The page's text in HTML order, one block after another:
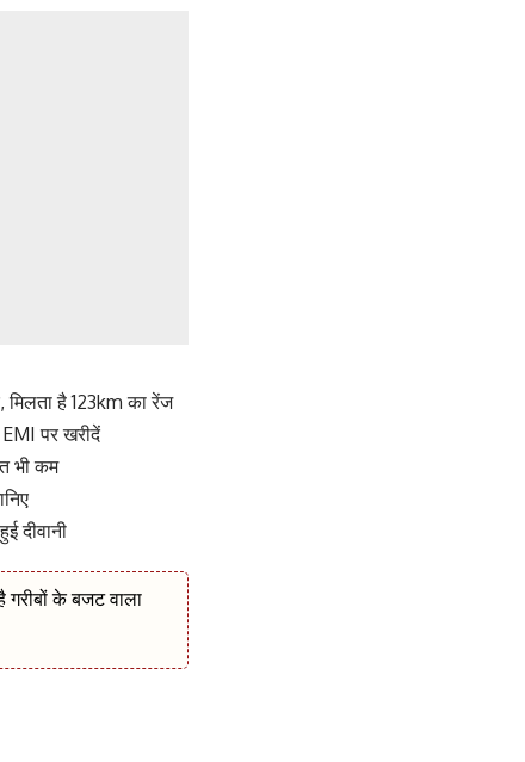
है 123km का रेंज
पर खरीदें
भी कम
दीवानी
गरीबों के बजट वाला